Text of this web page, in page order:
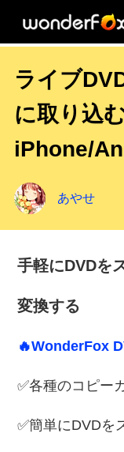
ライブ
に取り込
iPhone/
あやせ
手軽にDVDを
変換する
🔥WonderFox
✅各種のコピー
✅簡単にDVDを